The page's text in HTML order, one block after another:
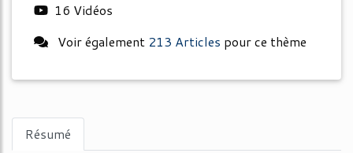
16 Vidéos
Voir également 213 Articles pour ce thème
Résumé